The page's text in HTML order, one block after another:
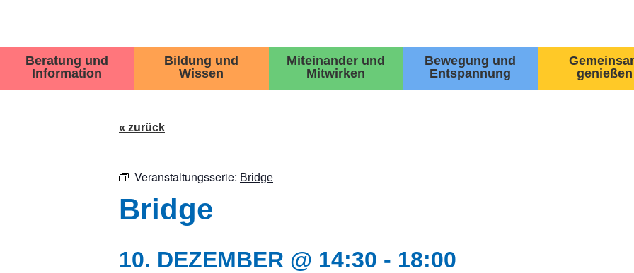
Beratung und
Information
Bildung und
Wissen
Miteinander und
Mitwirken
Bewegung und
Entspannung
genießen
« zurück
Veranstaltungsserie: Bridge
Bridge
10. DEZEMBER @ 14:30 - 18:00